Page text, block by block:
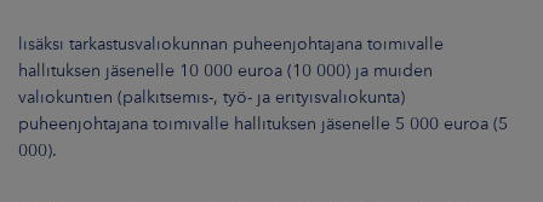
lisäksi tarkastusvaliokunnan puheenjohtajana toimivalle
hallituksen jäsenelle 10 000 euroa (10 000) ja muiden
valiokuntien (palkitsemis-, työ- ja erityisvaliokunta)
puheenjohtajana toimivalle hallituksen jäsenelle 5 000 euroa (5
000).